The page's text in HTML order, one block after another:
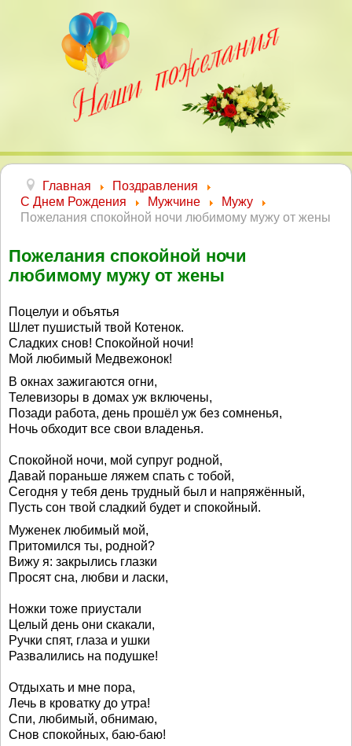
Главная
Поздравления
С Днем Рождения
Мужчине
Мужу
Пожелания спокойной ночи любимому мужу от жены
Пожелания спокойной ночи
любимому мужу от жены
Поцелуи и объятья
Шлет пушистый твой Котенок.
Сладких снов! Спокойной ночи!
Мой любимый Медвежонок!
В окнах зажигаются огни,
Телевизоры в домах уж включены,
Позади работа, день прошёл уж без сомненья,
Ночь обходит все свои владенья.
Спокойной ночи, мой супруг родной,
Давай пораньше ляжем спать с тобой,
Сегодня у тебя день трудный был и напряжённый,
Пусть сон твой сладкий будет и спокойный.
Муженек любимый мой,
Притомился ты, родной?
Вижу я: закрылись глазки
Просят сна, любви и ласки,
Ножки тоже приустали
Целый день они скакали,
Ручки спят, глаза и ушки
Развалились на подушке!
Отдыхать и мне пора,
Лечь в кроватку до утра!
Спи, любимый, обнимаю,
Снов спокойных, баю-баю!